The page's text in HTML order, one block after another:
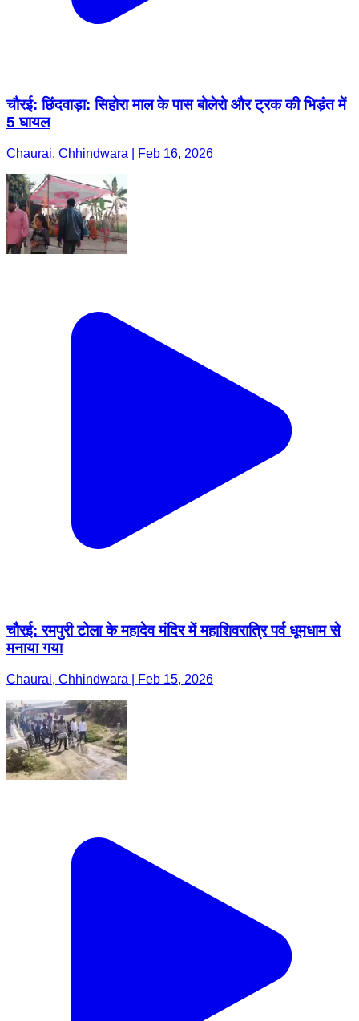
चौरई: छिंदवाड़ा: सिहोरा माल के पास बोलेरो और ट्रक की भिड़ंत में
5 घायल
Chaurai, Chhindwara | Feb 16, 2026
चौरई: रमपुरी टोला के महादेव मंदिर में महाशिवरात्रि पर्व धूमधाम से
मनाया गया
Chaurai, Chhindwara | Feb 15, 2026